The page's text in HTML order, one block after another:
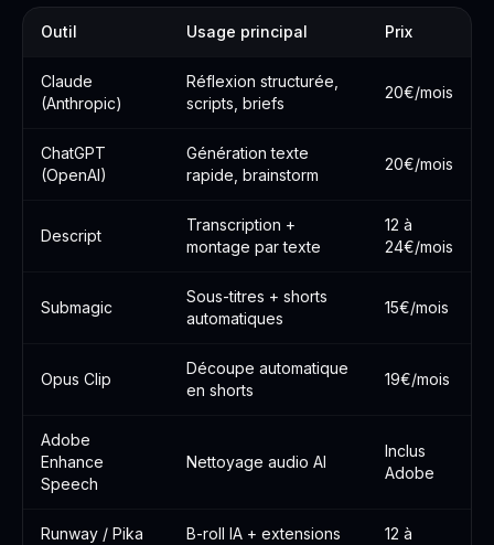
Outil Usage principal Prix
Claude
(Anthropic)
Réflexion structurée,
scripts, briefs
20€/mois
ChatGPT
(OpenAI)
Génération texte
rapide, brainstorm
20€/mois
Descript
Transcription +
montage par texte
12 à
24€/mois
Submagic
Sous-titres + shorts
automatiques
15€/mois
Opus Clip
Découpe automatique
en shorts
19€/mois
Adobe
Enhance
Speech
Nettoyage audio AI
Inclus
Adobe
Runway / Pika
B-roll IA + extensions
12 à